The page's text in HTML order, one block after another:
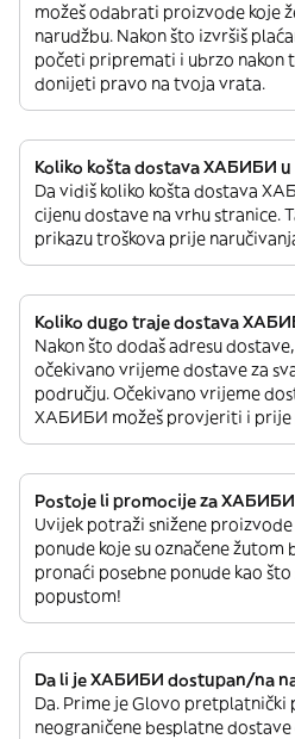
možeš odabrati proizvode koje
narudžbu. Nakon što izvršiš
početi pripremati i ubrzo nakon
donijeti pravo na tvoja vrata.
Koliko košta dostava ХАБИБИ u
Da vidiš koliko košta dostava
cijenu dostave na vrhu stranice.
prikazu troškova prije
Koliko dugo traje dostava
Nakon što dodaš adresu
očekivano vrijeme dostave za
području. Očekivano vrijeme
ХАБИБИ možeš provjeriti i prije
Postoje li promocije za ХАБИБИ
Uvijek potraži snižene
ponude koje su označene žutom
pronaći posebne ponude kao što
popustom!
Da li je ХАБИБИ dostupan/na
Da. Prime je Glovo pretplatnički
neograničene besplatne